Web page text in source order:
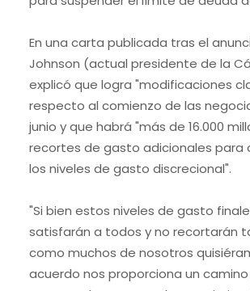
En una carta publicada tras el
Johnson (actual presidente de la
explicó que logra "modificaciones
respecto al comienzo de las
junio y que habrá "más de 16.000
recortes de gasto adicionales para
los niveles de gasto discrecional".
"Si bien estos niveles de gasto
satisfarán a todos y no recortarán
como muchos de nosotros
acuerdo nos proporciona un